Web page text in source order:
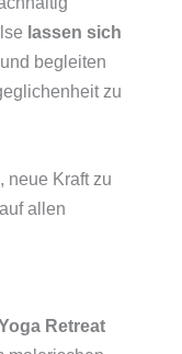
lassen sich
und begleiten
zu
neue Kraft zu
allen
Retreat